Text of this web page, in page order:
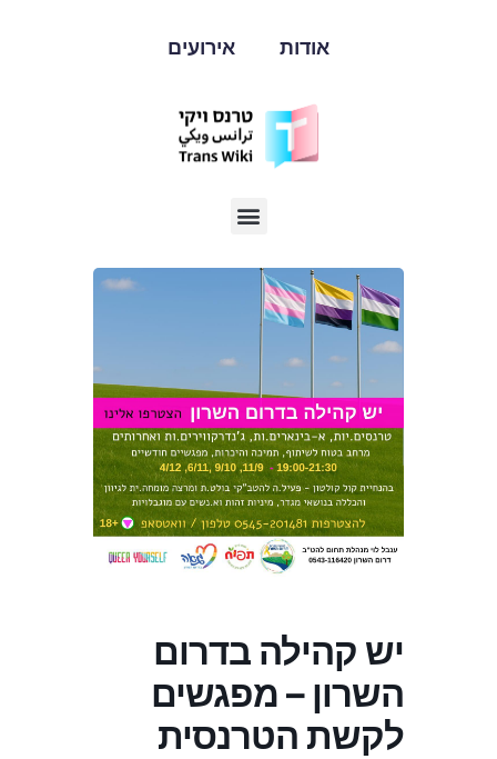
אודות אירועים
יש קהילה בדרום
השרון – מפגשים
לקשת הטרנסית